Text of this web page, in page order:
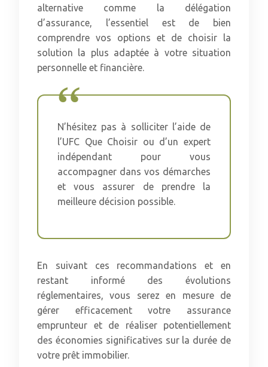
alternative comme la délégation
d’assurance, l’essentiel est de bien
comprendre vos options et de choisir la
solution la plus adaptée à votre situation
personnelle et financière.
N’hésitez pas à solliciter l’aide de
l’UFC Que Choisir ou d’un expert
indépendant pour vous
accompagner dans vos démarches
et vous assurer de prendre la
meilleure décision possible.
En suivant ces recommandations et en
restant informé des évolutions
réglementaires, vous serez en mesure de
gérer efficacement votre assurance
emprunteur et de réaliser potentiellement
des économies significatives sur la durée de
votre prêt immobilier.